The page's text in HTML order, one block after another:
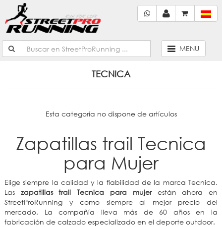
MENU
TECNICA
Esta categoría no dispone de artículos
Zapatillas trail Tecnica
para Mujer
Elige siempre la calidad y la fiabilidad de la marca Tecnica.
Las zapatillas trail Tecnica para mujerestán ahora en
StreetProRunning y como siempre al mejor precio del
mercado. La compañía lleva más de 60 años en la
fabricación de calzado especializado en el deporte outdoor.